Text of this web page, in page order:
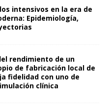
intensivos en la era de
Epidemiología,
rendimiento de un
de fabricación local de
fidelidad con uno de
clínica